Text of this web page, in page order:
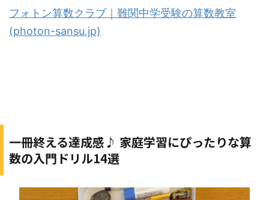
フォトン算数クラブ｜難関中学受験の算数教室
(photon-sansu.jp)
一冊終える達成感♪ 家庭学習にぴったりな算
数の入門ドリル14選